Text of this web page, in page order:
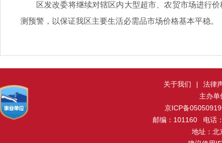
区发改委将继续对辖区内大型超市、农贸市场进行
测预警，以保证我区主要生活必需品市场价格基本平稳。
关于我们 |
法律
主办
京ICP备
邮编：101160 电话
地址：北